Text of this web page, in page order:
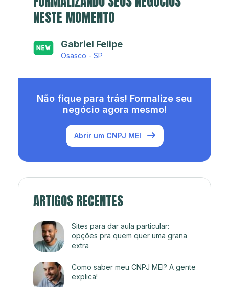
NESTE MOMENTO
Japa’s açaí e sorveteria
Rio de Janeiro - RJ
Não fique para trás! Formalize seu
negócio agora mesmo!
Abrir um CNPJ MEI
ARTIGOS RECENTES
Sites para dar aula particular:
opções pra quem quer uma grana
extra
Como saber meu CNPJ MEI? A gente
explica!